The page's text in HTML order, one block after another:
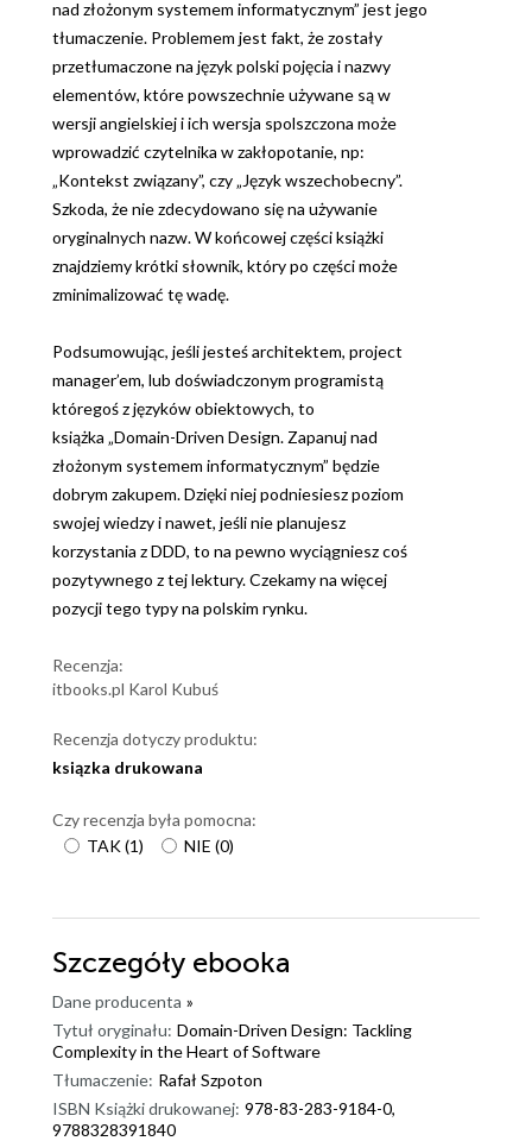
nad złożonym systemem informatycznym” jest jego
tłumaczenie. Problemem jest fakt, że zostały
przetłumaczone na język polski pojęcia i nazwy
elementów, które powszechnie używane są w
wersji angielskiej i ich wersja spolszczona może
wprowadzić czytelnika w zakłopotanie, np:
„Kontekst związany”, czy „Język wszechobecny”.
Szkoda, że nie zdecydowano się na używanie
oryginalnych nazw. W końcowej części książki
znajdziemy krótki słownik, który po części może
zminimalizować tę wadę.
Podsumowując, jeśli jesteś architektem, project
manager’em, lub doświadczonym programistą
któregoś z języków obiektowych, to
książka „Domain-Driven Design. Zapanuj nad
złożonym systemem informatycznym” będzie
dobrym zakupem. Dzięki niej podniesiesz poziom
swojej wiedzy i nawet, jeśli nie planujesz
korzystania z DDD, to na pewno wyciągniesz coś
pozytywnego z tej lektury. Czekamy na więcej
pozycji tego typy na polskim rynku.
Recenzja:
itbooks.pl Karol Kubuś
Recenzja dotyczy produktu:
ksiązka drukowana
Czy recenzja była pomocna:
TAK(1) NIE (0)
Szczegóły ebooka
Dane producenta »
Tytuł oryginału: Domain-Driven Design: Tackling
Complexity in the Heart of Software
Tłumaczenie: Rafał Szpoton
ISBN Książki drukowanej: 978-83-283-9184-0,
9788328391840